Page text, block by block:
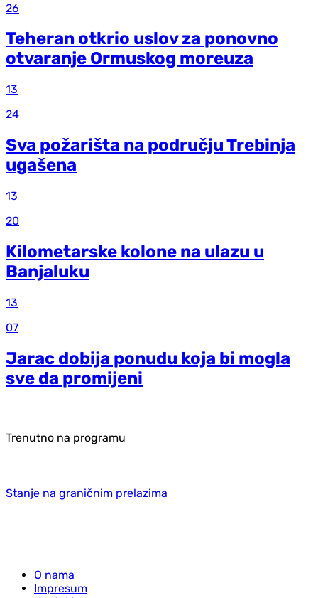
26
Teheran otkrio uslov za ponovno
otvaranje Ormuskog moreuza
13
24
Sva požarišta na području Trebinja
ugašena
13
20
Kilometarske kolone na ulazu u
Banjaluku
13
07
Jarac dobija ponudu koja bi mogla
sve da promijeni
Trenutno na programu
Stanje na graničnim prelazima
O nama
Impresum